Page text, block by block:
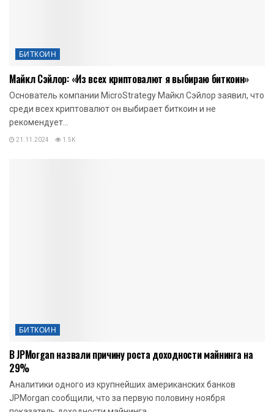
БИТКОИН
Майкл Сэйлор: «Из всех криптовалют я выбираю биткоин»
Основатель компании MicroStrategy Майкл Сэйлор заявил, что
среди всех криптовалют он выбирает биткоин и не
рекомендует...
21.11.2024 1.5K
БИТКОИН
В JPMorgan назвали причину роста доходности майнинга на
29%
Аналитики одного из крупнейших американских банков
JPMorgan сообщили, что за первую половину ноября